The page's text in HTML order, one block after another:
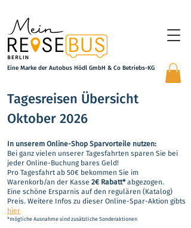
Eine Marke der Autobus Hödl GmbH & Co Betriebs-KG
Tagesreisen Übersicht
Oktober 2026
In unserem Online-Shop Sparvorteile nutzen:
Bei ganz vielen unserer Tagesfahrten sparen Sie bei
jeder Online-Buchung bares Geld!
Pro Tagesfahrt ab 50€ bekommen Sie im
Warenkorb/an der Kasse 2€ Rabatt*abgezogen.
Eine schöne Ersparnis auf den regulären (Katalog)
Preis. Weitere Infos zu dieser Online-Spar-Aktion gibts
hier
​*mögliche Ausnahme sind zusätzliche Sonderaktionen